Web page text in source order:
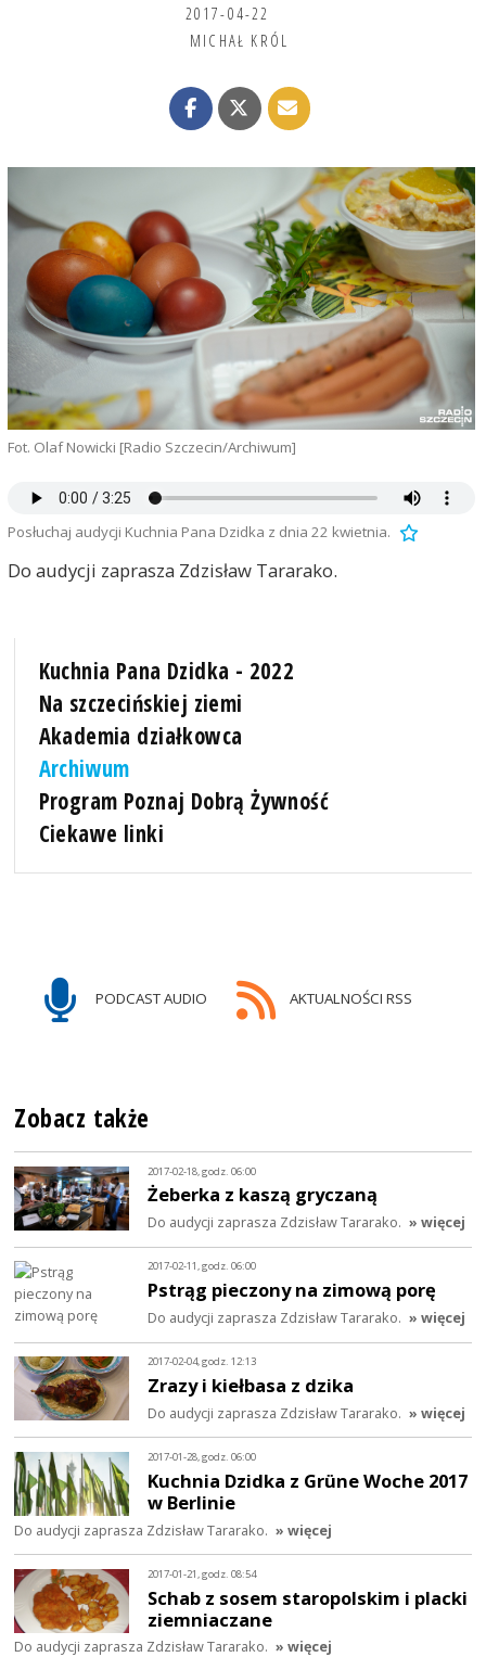
2017-04-22
MICHAŁ KRÓL
Fot. Olaf Nowicki [Radio Szczecin/Archiwum]
Posłuchaj audycji Kuchnia Pana Dzidka z dnia 22 kwietnia.
Do audycji zaprasza Zdzisław Tararako.
Kuchnia Pana Dzidka - 2022
Na szczecińskiej ziemi
Akademia działkowca
Archiwum
Program Poznaj Dobrą Żywność
Ciekawe linki
PODCAST AUDIO AKTUALNOŚCI RSS
Zobacz także
2017-02-18, godz. 06:00
Żeberka z kaszą gryczaną
Do audycji zaprasza Zdzisław Tararako. » więcej
2017-02-11, godz. 06:00
Pstrąg pieczony na zimową porę
Do audycji zaprasza Zdzisław Tararako. » więcej
2017-02-04, godz. 12:13
Zrazy i kiełbasa z dzika
Do audycji zaprasza Zdzisław Tararako. » więcej
2017-01-28, godz. 06:00
Kuchnia Dzidka z Grüne Woche 2017
w Berlinie
Do audycji zaprasza Zdzisław Tararako. » więcej
2017-01-21, godz. 08:54
Schab z sosem staropolskim i placki
ziemniaczane
Do audycji zaprasza Zdzisław Tararako. » więcej